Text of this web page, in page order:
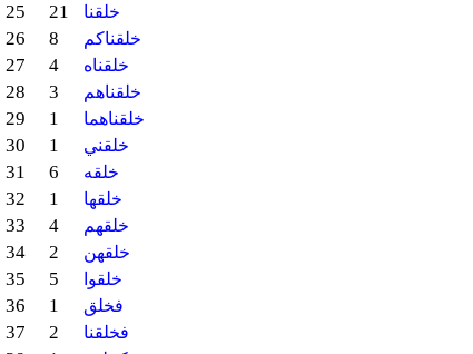
25 21 خلقنا
26 8 خلقناكم
27 4 خلقناه
28 3 خلقناهم
29 1 خلقناهما
30 1 خلقني
31 6 خلقه
32 1 خلقها
33 4 خلقهم
34 2 خلقهن
35 5 خلقوا
36 1 فخلق
37 2 فخلقنا